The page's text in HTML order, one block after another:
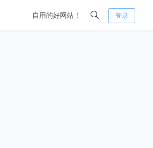
自用的好网站！ 登录